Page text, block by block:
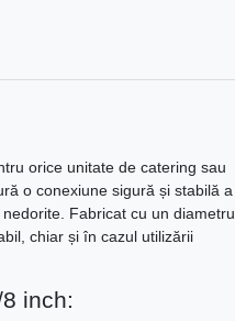
orice unitate de catering sau
o conexiune sigură și stabilă a
Fabricat cu un diametru
chiar și în cazul utilizării
inch: